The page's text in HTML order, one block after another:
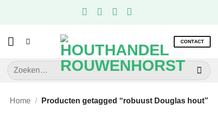
CONTACT
Zoeken
naar:
Home / Producten getagged “robuust Douglas hout”